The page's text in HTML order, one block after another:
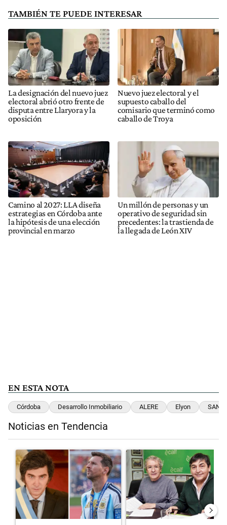
TAMBIÉN TE PUEDE INTERESAR
La designación del nuevo juez
electoral abrió otro frente de
disputa entre Llaryora y la
oposición
Nuevo juez electoral y el
supuesto caballo del
comisario que terminó como
caballo de Troya
Camino al 2027: LLA diseña
estrategias en Córdoba ante
la hipótesis de una elección
provincial en marzo
Un millón de personas y un
operativo de seguridad sin
precedentes: la trastienda de
la llegada de León XIV
EN ESTA NOTA
Córdoba Desarrollo Inmobiliario ALERE Elyon
Noticias en Tendencia
Este listado muestra los artículos con más comentarios en los
Un artículo de tendencia con el título "Milei despidió a Jorge Messi
Un artículo de tendencia con el